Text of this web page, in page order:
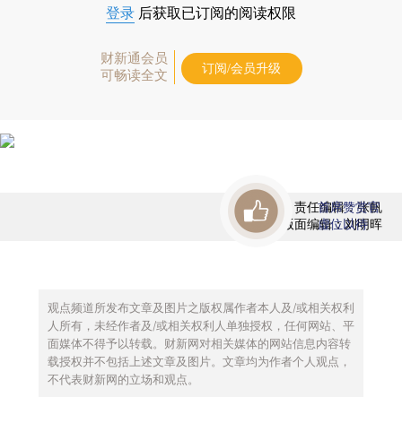
登录 后获取已订阅的阅读权限
财新通会员
可畅读全文
订阅/会员升级
责任编辑：张帆
版面编辑：刘明晖
首席赞赏官
虚位以待
观点频道所发布文章及图片之版权属作者本人及/或相关权利
人所有，未经作者及/或相关权利人单独授权，任何网站、平
面媒体不得予以转载。财新网对相关媒体的网站信息内容转
载授权并不包括上述文章及图片。文章均为作者个人观点，
不代表财新网的立场和观点。